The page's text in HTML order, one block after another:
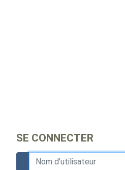
SE CONNECTER